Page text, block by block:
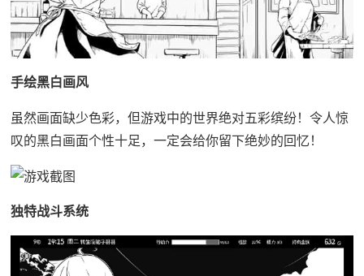
手绘黑白画风
虽然画面缺少色彩，但游戏中的世界绝对五彩缤纷！令人惊
叹的黑白画面个性十足，一定会给你留下绝妙的回忆！
独特战斗系统